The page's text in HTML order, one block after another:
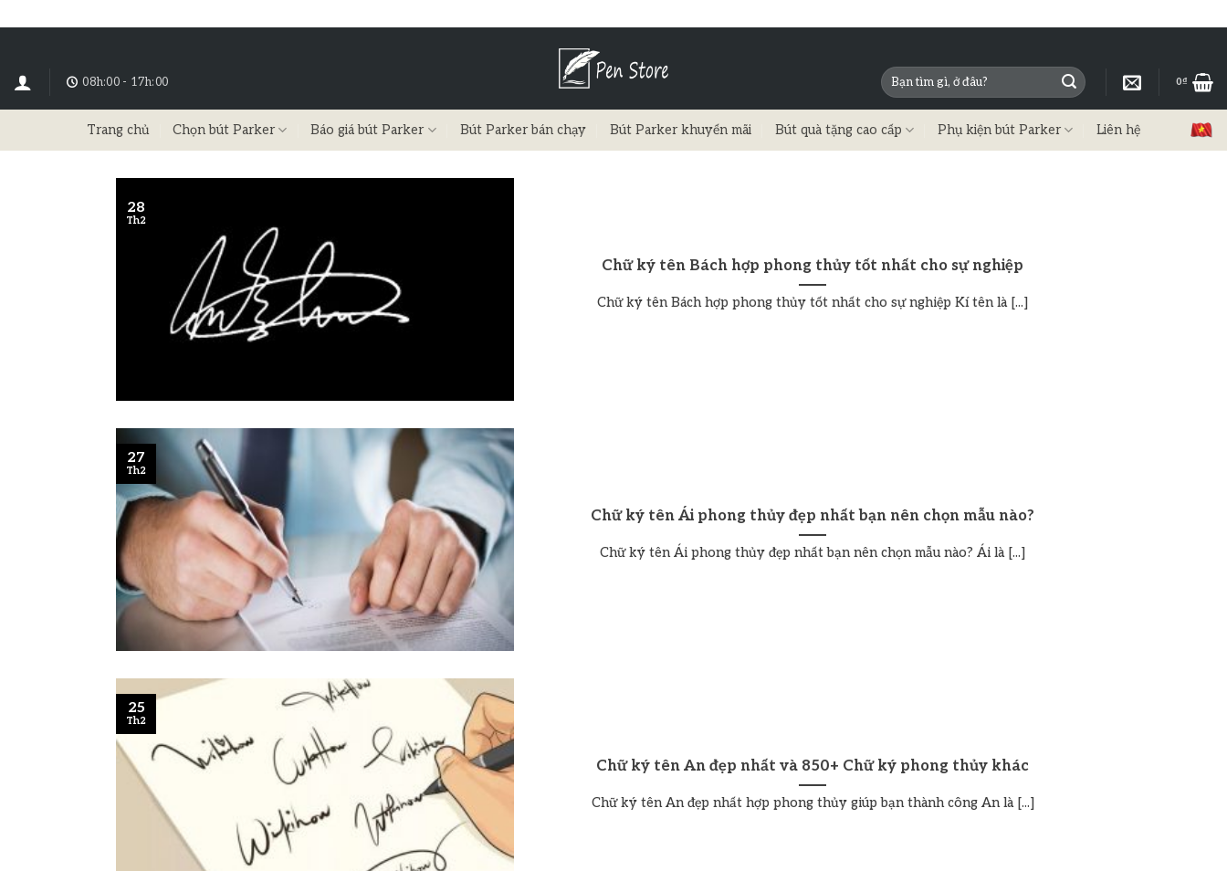
08h:00 - 17h:00 0₫
Trang chủ Chọn bút Parker Báo giá bút Parker Bút Parker bán chạy Bút Parker khuyến mãi Bút quà tặng cao cấp Phụ kiện bút Parker Liên hệ
Chữ ký tên Bách hợp phong thủy tốt nhất cho sự nghiệp
Chữ ký tên Bách hợp phong thủy tốt nhất cho sự nghiệp Kí tên là [...]
28
Th2
Chữ ký tên Ái phong thủy đẹp nhất bạn nên chọn mẫu nào?
Chữ ký tên Ái phong thủy đẹp nhất bạn nên chọn mẫu nào? Ái là [...]
27
Th2
Chữ ký tên An đẹp nhất và 850+ Chữ ký phong thủy khác
Chữ ký tên An đẹp nhất hợp phong thủy giúp bạn thành công An là [...]
25
Th2